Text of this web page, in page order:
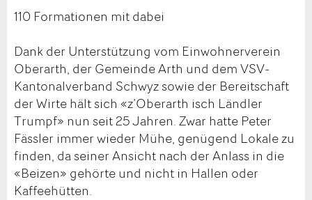
110 Formationen mit dabei
Dank der Unterstützung vom Einwohnerverein
Oberarth, der Gemeinde Arth und dem VSV-
Kantonalverband Schwyz sowie der Bereitschaft
der Wirte hält sich «z’Oberarth isch Ländler
Trumpf» nun seit 25 Jahren. Zwar hatte Peter
Fässler immer wieder Mühe, genügend Lokale zu
finden, da seiner Ansicht nach der Anlass in die
«Beizen» gehörte und nicht in Hallen oder
Kaffeehütten.